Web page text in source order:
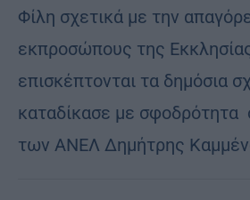
Φίλη σχετικά με την
εκπροσώπους της
επισκέπτονται τα δημόσια
καταδίκασε με σφοδρότητα
των ΑΝΕΛ Δημήτρης